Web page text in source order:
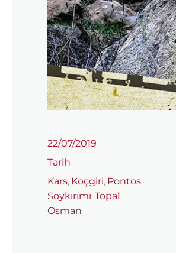
Yayın
22/07/2019
Kategoriler
Tarih
Etiketler
Kars, Koçgiri, Pontos
Soykırımı,Topal
Osman